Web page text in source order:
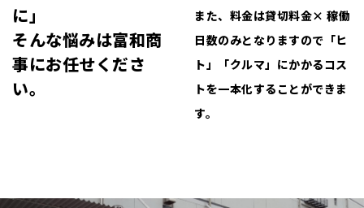
に」
そんな悩みは富和商
事にお任せくださ
い。
また、料金は貸切料金× 稼働
日数のみとなりますので「ヒ
ト」「クルマ」にかかるコス
トを一本化することができま
す。